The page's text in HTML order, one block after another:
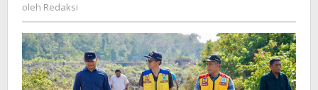
oleh Redaksi